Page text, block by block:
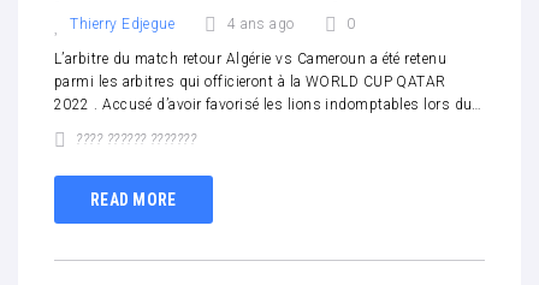
Thierry Edjegue 4 ans ago 0
L’arbitre du match retour Algérie vs Cameroun a été retenu
parmi les arbitres qui officieront à la WORLD CUP QATAR
2022 . Accusé d’avoir favorisé les lions indomptables lors du…
???? ?????? ???????
READ MORE